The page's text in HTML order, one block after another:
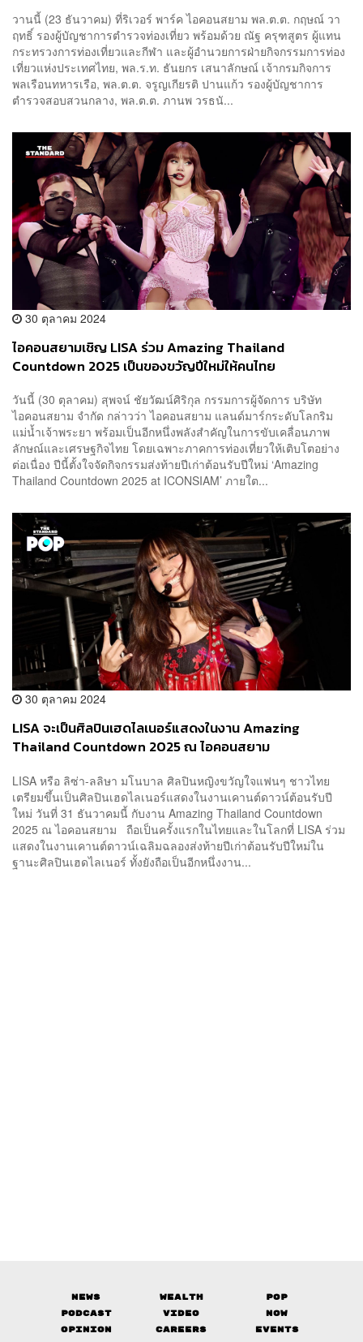
วานนี้ (23 ธันวาคม) ที่ริเวอร์ พาร์ค ไอคอนสยาม พล.ต.ต. กฤษณ์ วา
ฤทธิ์ รองผู้บัญชาการตำรวจท่องเที่ยว พร้อมด้วย ณัฐ​ ครุฑ​สูตร ผู้แทน
กระทรวงการท่องเที่ยวและกีฬา และผู้​อำนวยการ​ฝ่าย​กิจกรรมการ​ท่อง
เที่ยว​แห่ง​ประเทศไทย, พล.ร.ท. ธันยกร เสนาลักษณ์ เจ้ากรมกิจการ
พลเรือนทหารเรือ, พล.ต.ต. จรูญเกียรติ ปานแก้ว รองผู้บัญชาการ
ตำรวจสอบสวนกลาง, พล.ต.ต. ภานพ วรธนั...
30 ตุลาคม 2024
ไอคอนสยามเชิญ LISA ร่วม Amazing Thailand
Countdown 2025 เป็นของขวัญปีใหม่ให้คนไทย
วันนี้ (30 ตุลาคม) สุพจน์ ชัยวัฒน์ศิริกุล กรรมการผู้จัดการ บริษัท
ไอคอนสยาม จำกัด กล่าวว่า ไอคอนสยาม แลนด์มาร์กระดับโลกริม
แม่น้ำเจ้าพระยา พร้อมเป็นอีกหนึ่งพลังสำคัญในการขับเคลื่อนภาพ
ลักษณ์และเศรษฐกิจไทย โดยเฉพาะภาคการท่องเที่ยวให้เติบโตอย่าง
ต่อเนื่อง ปีนี้ตั้งใจจัดกิจกรรมส่งท้ายปีเก่าต้อนรับปีใหม่ ‘Amazing
Thailand Countdown 2025 at ICONSIAM’ ภายใต...
30 ตุลาคม 2024
LISA จะเป็นศิลปินเฮดไลเนอร์แสดงในงาน Amazing
Thailand Countdown 2025 ณ ไอคอนสยาม
LISA หรือ ลิซ่า-ลลิษา มโนบาล ศิลปินหญิงขวัญใจแฟนๆ ชาวไทย
เตรียมขึ้นเป็นศิลปินเฮดไลเนอร์แสดงในงานเคานต์ดาวน์ต้อนรับปี
ใหม่ วันที่ 31 ธันวาคมนี้ กับงาน Amazing Thailand Countdown
2025 ณ ไอคอนสยาม ถือเป็นครั้งแรกในไทยและในโลกที่ LISA ร่วม
แสดงในงานเคานต์ดาวน์เฉลิมฉลองส่งท้ายปีเก่าต้อนรับปีใหม่ใน
ฐานะศิลปินเฮดไลเนอร์ ทั้งยังถือเป็นอีกหนึ่งงาน...
News Wealth
Pop
Podcast
Video
Now
Opinion
Careers
Events